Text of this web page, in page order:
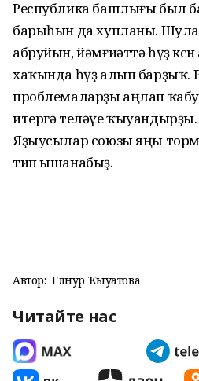
Республика башлығы был
барыһын да хупланы.
абруйын, йәмғиәттә һүҙ
хаҡында һүҙ алып
проблемаларҙы аңлап
итергә теләүе ҡыуандырҙы.
Яҙыусылар союзы яңы
тип ышанабыҙ.
Автор: Гөлнур Ҡыуатова
Читайте нас